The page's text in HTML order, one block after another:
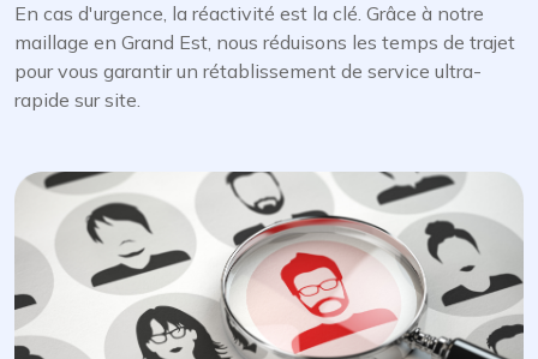
En cas d'urgence, la réactivité est la clé. Grâce à notre
maillage en Grand Est, nous réduisons les temps de trajet
pour vous garantir un rétablissement de service ultra-
rapide sur site.